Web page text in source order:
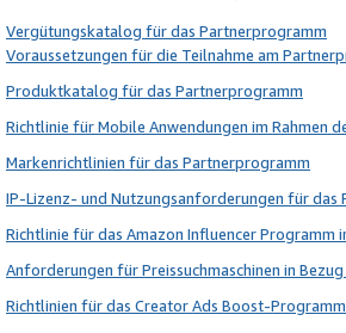
Vergütungskatalog für das Partnerprogramm
Voraussetzungen für die Teilnahme am
Produktkatalog für das Partnerprogramm
Richtlinie für Mobile Anwendungen im Rahmen
Markenrichtlinien für das Partnerprogramm
IP-Lizenz- und Nutzungsanforderungen für das
Richtlinie für das Amazon Influencer Programm
Anforderungen für Preissuchmaschinen in
Richtlinien für das Creator Ads Boost-Programm